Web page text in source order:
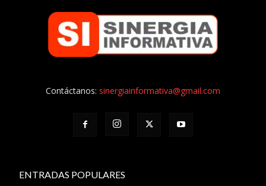
Contáctanos: sinergiainformativa@gmail.com
ENTRADAS POPULARES